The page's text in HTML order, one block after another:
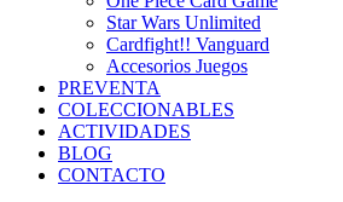
Star Wars Unlimited
Cardfight!! Vanguard
Accesorios Juegos
PREVENTA
COLECCIONABLES
ACTIVIDADES
BLOG
CONTACTO